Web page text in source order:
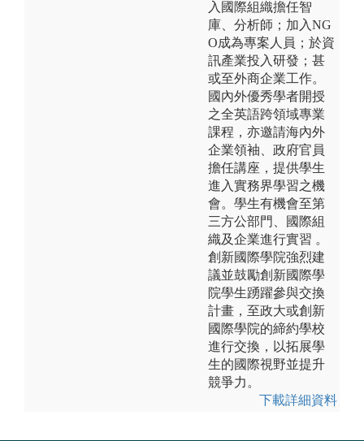
入國際組織擔任智
庫、分析師；加入NG
O成為專案人員；於資
訊產業投入研發；甚
或至外商企業工作。
國內外優秀學者開授
之全英語跨領域專業
課程，亦邀請海內外
企業領袖、政府官員
擔任講座，提供學生
進入實務界學習之機
會。學生有機會至第
三方公部門、國際組
織及企業進行實習 。
創新國際學院強烈建
議並鼓勵創新國際學
院學生踴躍參與交換
計畫，至政大或創新
國際學院的締約學校
進行交換，以拓展學
生的國際視野並提升
競爭力。
下載詳細資料